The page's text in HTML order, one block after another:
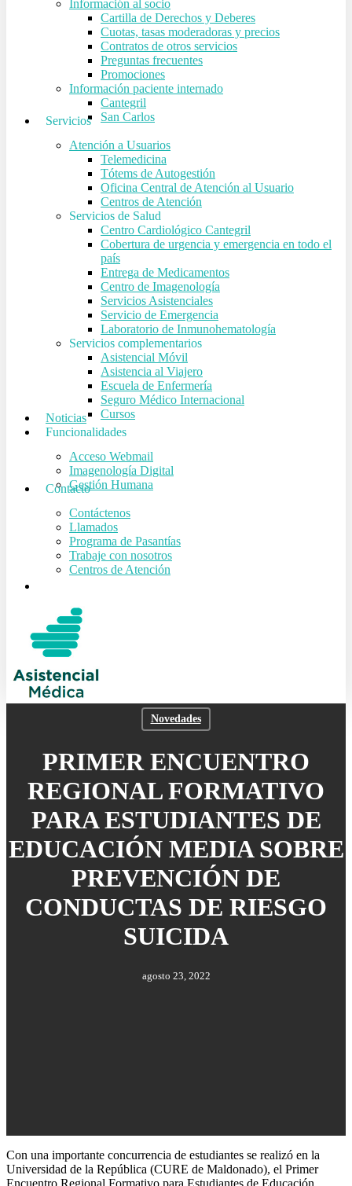
Información al socio
Cartilla de Derechos y Deberes
Cuotas, tasas moderadoras y precios
Contratos de otros servicios
Preguntas frecuentes
Promociones
Información paciente internado
Cantegril
San Carlos
Servicios
Atención a Usuarios
Telemedicina
Tótems de Autogestión
Oficina Central de Atención al Usuario
Centros de Atención
Servicios de Salud
Centro Cardiológico Cantegril
Cobertura de urgencia y emergencia en todo el
país
Entrega de Medicamentos
Centro de Imagenología
Servicios Asistenciales
Servicio de Emergencia
Laboratorio de Inmunohematología
Servicios complementarios
Asistencial Móvil
Asistencia al Viajero
Escuela de Enfermería
Seguro Médico Internacional
Cursos
Noticias
Funcionalidades
Acceso Webmail
Imagenología Digital
Gestión Humana
Contacto
Contáctenos
Llamados
Programa de Pasantías
Trabaje con nosotros
Centros de Atención
Novedades
PRIMER ENCUENTRO
REGIONAL FORMATIVO
PARA ESTUDIANTES DE
EDUCACIÓN MEDIA SOBRE
PREVENCIÓN DE
CONDUCTAS DE RIESGO
SUICIDA
agosto 23, 2022
Con una importante concurrencia de estudiantes se realizó en la
Universidad de la República (CURE de Maldonado), el Primer
Encuentro Regional Formativo para Estudiantes de Educación